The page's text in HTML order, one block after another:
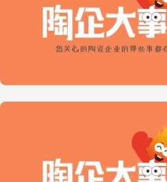
——原创设计与
的灵感发声地❗️ #
山陶博会#展会时
日#中国陶瓷城#
瓷砖国际市场#特